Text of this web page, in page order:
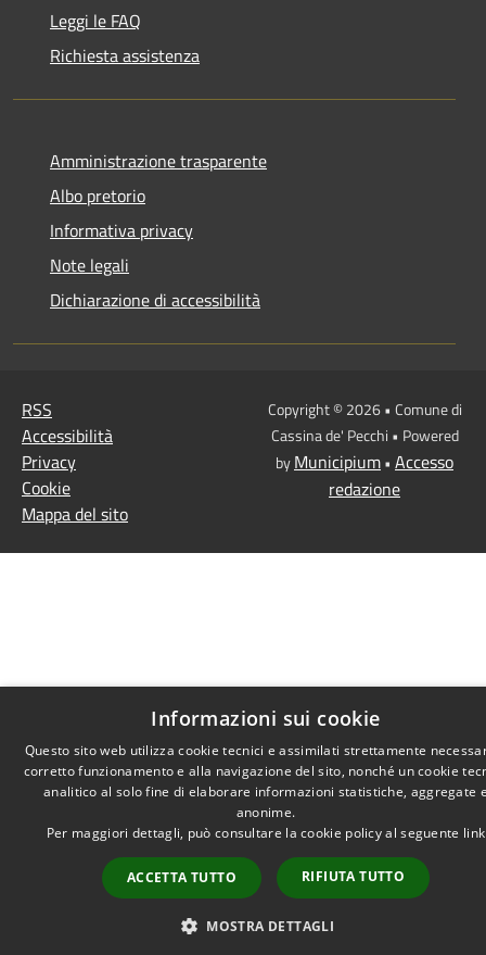
Leggi le FAQ
Richiesta assistenza
Amministrazione trasparente
Albo pretorio
Informativa privacy
Note legali
Dichiarazione di accessibilità
RSS
Accessibilità
Privacy
Cookie
Mappa del sito
Copyright © 2026 • Comune di
Cassina de' Pecchi • Powered
byMunicipium• Accesso
redazione
Informazioni sui cookie
Questo sito web utilizza cookie tecnici e assimilati strettamente
corretto funzionamento e alla navigazione del sito, nonché un cookie
analitico al solo fine di elaborare informazioni statistiche, aggregate
anonime.
Per maggiori dettagli, può consultare la cookie policy al seguente link
ACCETTA TUTTO RIFIUTA TUTTO
MOSTRA DETTAGLI